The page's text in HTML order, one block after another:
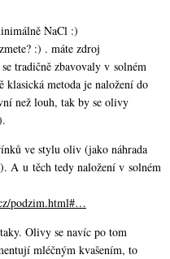
NaCl :)
:) . máte zdroj
tradičně zbavovaly v solném
klasická metoda je naložení do
než louh, tak by se olivy
ve stylu oliv (jako náhrada
A u těch tedy naložení v solném
podzim.html#…
Olivy se navíc po tom
mléčným kvašením, to